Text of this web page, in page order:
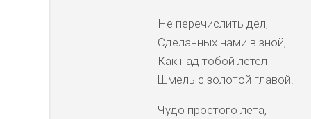
Не перечислить дел,
Сделанных нами в зной,
Как над тобой летел
Шмель с золотой главой.
Чудо простого лета,